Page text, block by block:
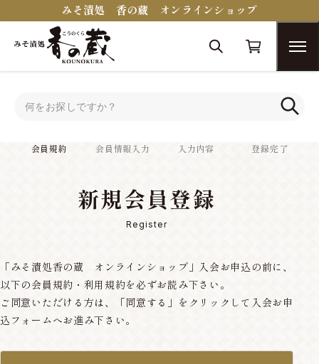
みそ漬処 香の蔵 オンラインショップ
会員規約 会員情報入力 入力内容 登録完了
新規会員登録
Register
「みそ漬処香の蔵 オンラインショップ」入会お申込の前に、
以下の会員規約・利用規約を必ずお読み下さい。
ご同意いただける方は、「同意する」をクリックして入会お申
込フォームへお進み下さい。